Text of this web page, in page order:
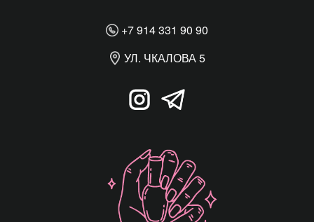
+7 914 331 90 90
УЛ. ЧКАЛОВА 5